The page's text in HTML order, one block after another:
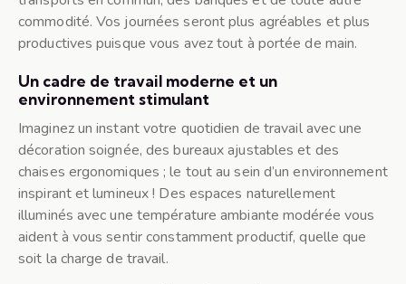
commodité. Vos journées seront plus agréables et plus
productives puisque vous avez tout à portée de main.
Un cadre de travail moderne et un
environnement stimulant
Imaginez un instant votre quotidien de travail avec une
décoration soignée, des bureaux ajustables et des
chaises ergonomiques ; le tout au sein d’un environnement
inspirant et lumineux ! Des espaces naturellement
illuminés avec une température ambiante modérée vous
aident à vous sentir constamment productif, quelle que
soit la charge de travail.